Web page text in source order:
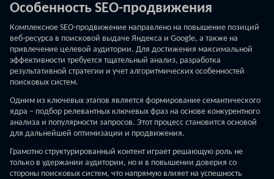
Особенность SEO-продвижения
Комплексное SEO-продвижение направлено на повышение позиций
веб-ресурса в поисковой выдаче Яндекса и Google, а также на
привлечение целевой аудитории. Для достижения максимальной
эффективности требуется тщательный анализ, разработка
результативной стратегии и учет алгоритмических особенностей
поисковых систем.
Одним из ключевых этапов является формирование семантического
ядра – подбор релевантных ключевых фраз на основе конкурентного
анализа и популярности запросов. Этот процесс становится основой
для дальнейшей оптимизации и продвижения.
Грамотно структурированный контент играет решающую роль не
только в удержании аудитории, но и в повышении доверия со
стороны поисковых систем, что напрямую влияет на успешность